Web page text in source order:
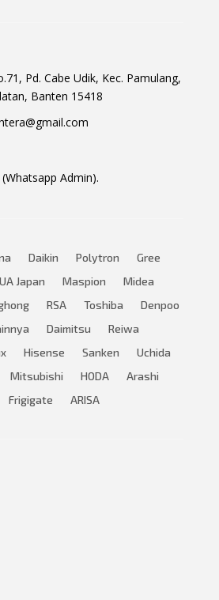
Pd. Cabe Udik, Kec. Pamulang,
Banten 15418
Admin).
Daikin Polytron
Gree
Japan Maspion
Midea
RSA Toshiba
Denpoo
Daimitsu
Reiwa
Hisense Sanken
Uchida
Mitsubishi HODA
Arashi
Frigigate ARISA